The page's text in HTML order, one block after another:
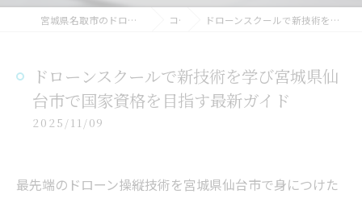
宮城県名取市のドローンスクールなら合同会社GrowingUp コラム ドローンスクールで新技術を学び宮城県仙台市で国家資格を目指す最新ガイド
ドローンスクールで新技術を学び宮城県仙
台市で国家資格を目指す最新ガイド
2025/11/09
最先端のドローン操縦技術を宮城県仙台市で身につけた